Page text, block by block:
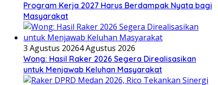
Program Kerja 2027 Harus Berdampak Nyata bagi
Masyarakat
3 Agustus 20264 Agustus 2026
Wong: Hasil Raker 2026 Segera Direalisasikan
untuk Menjawab Keluhan Masyarakat